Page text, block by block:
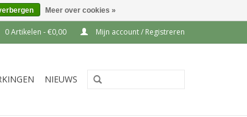
0 Artikelen - €0,00 Mijn account / Registreren
NIEUWS
Meer over cookies »